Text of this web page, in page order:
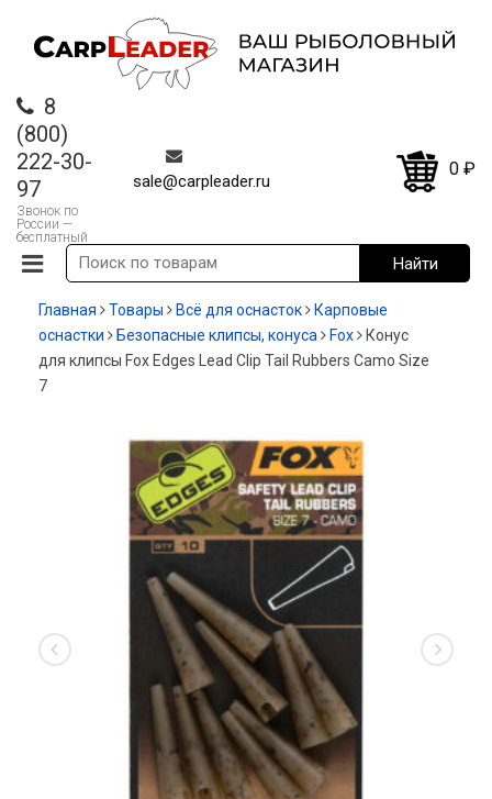
8
(800)
222-30-
97
Звонок по
России —
бесплатный
sale@carpleader.ru
0 ₽
Главная Товары Всё для оснасток
Карповые
оснастки
Безопасные клипсы, конуса Fox
Конус
для клипсы Fox Edges Lead Clip Tail Rubbers Camo Size
7